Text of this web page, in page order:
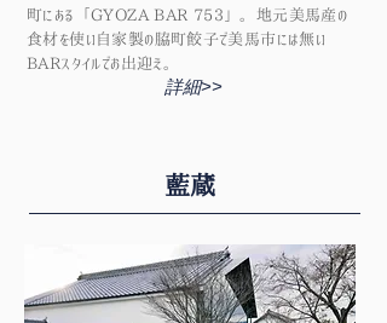
町にある「GYOZA BAR 753」。 地元美馬産の
食材を使い自家製の脇町餃子で美馬市には無い
BARスタイルでお出迎え。
詳細>>
藍蔵